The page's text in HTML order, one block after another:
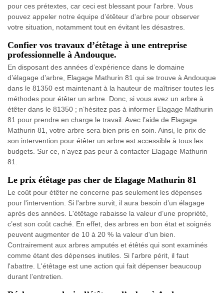
pour ces prétextes, car ceci est blessant pour l'arbre. Vous
pouvez appeler notre équipe d’étêteur d'arbre pour observer
votre situation, notamment tout en évitant les désastres.
Confier vos travaux d’étêtage à une entreprise
professionnelle à Andouque.
En disposant des années d’expérience dans le domaine
d’élagage d’arbre, Elagage Mathurin 81 qui se trouve à Andouque
dans le 81350 est maintenant à la hauteur de maîtriser toutes les
méthodes pour étêter un arbre. Donc, si vous avez un arbre à
étêter dans le 81350 ; n’hésitez pas à informer Elagage Mathurin
81 pour prendre en charge le travail. Avec l’aide de Elagage
Mathurin 81, votre arbre sera bien pris en soin. Ainsi, le prix de
son intervention pour étêter un arbre est accessible à tous les
budgets. Sur ce, n’ayez pas peur à contacter Elagage Mathurin
81.
Le prix étêtage pas cher de Elagage Mathurin 81
Le coût pour étêter ne concerne pas seulement les dépenses
pour l'intervention. Si l'arbre survit, il aura besoin d’un élagage
après des années. L'étêtage rabaisse la valeur d’une propriété,
c’est son coût caché. En effet, des arbres en bon état et soignés
peuvent augmenter de 10 à 20 % la valeur d'un bien.
Contrairement aux arbres amputés et étêtés qui sont examinés
comme étant des dépenses inutiles. Si l'arbre périt, il faut
l'abattre. L'étêtage est une action qui fait dépenser beaucoup
durant l’entretien.